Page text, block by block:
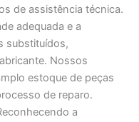
de assistência técnica.
adequada e a
substituídos,
Nossos
estoque de peças
de reparo.
a